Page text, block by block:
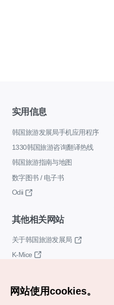
实用信息
韩国旅游发展局手机应用程序
1330韩国旅游咨询翻译热线
韩国旅游指南与地图
数字图书 / 电子书
Odii
其他相关网站
关于韩国旅游发展局
K-Mice
网站使用cookies。